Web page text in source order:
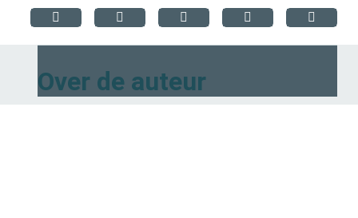
Over de auteur